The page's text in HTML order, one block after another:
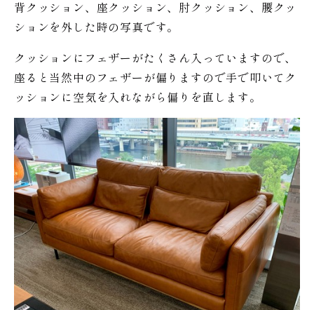
背クッション、座クッション、肘クッション、腰クッ
ションを外した時の写真です。
クッションにフェザーがたくさん入っていますので、
座ると当然中のフェザーが偏りますので手で叩いてク
ッションに空気を入れながら偏りを直します。